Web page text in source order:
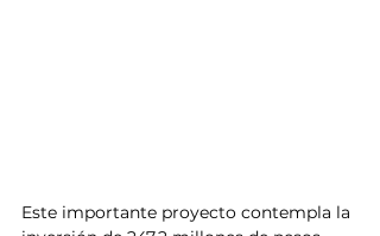
Este importante proyecto contempla la